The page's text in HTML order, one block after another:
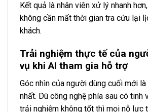
Kết quả là nhân viên xử lý nhanh
không cần mất thời gian tra cứu lại
khách.
Trải nghiệm thực tế của
vụ khi AI tham gia hỗ trợ
Góc nhìn của người dùng cuối mới
nhất. Dù công nghệ phía sau có tinh
trải nghiệm không tốt thì mọi nỗ lực